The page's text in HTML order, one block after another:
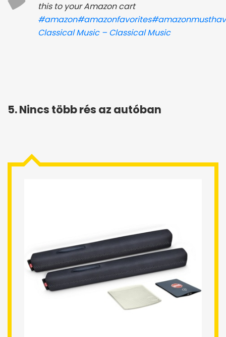
this to your Amazon cart
#amazon#amazonfavorites
Classical Music – Classical Music
5. Nincs több rés az autóban